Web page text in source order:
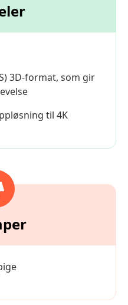
3D-format, som gir
til 4K